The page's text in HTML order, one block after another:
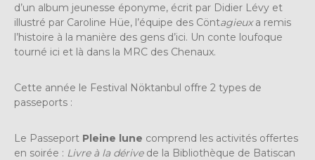
d’un album jeunesse éponyme, écrit par Didier Lévy et
illustré par Caroline Hüe, l’équipe des Cöntagieuxa remis
l’histoire à la manière des gens d’ici. Un conte loufoque
tourné ici et là dans la MRC des Chenaux.
Cette année le Festival Nöktanbul offre 2 types de
passeports :
Le Passeport Pleine lune comprend les activités offertes
en soirée : Livre à la dérivede la Bibliothèque de Batiscan